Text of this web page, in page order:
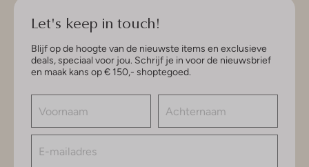
Let's keep in touch!
Blijf op de hoogte van de nieuwste items en exclusieve
deals, speciaal voor jou. Schrijf je in voor de nieuwsbrief
en maak kans op € 150,- shoptegoed.